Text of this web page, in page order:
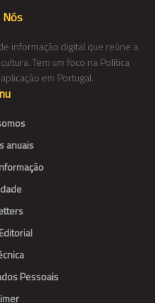
Nós
informação digital que reúne a
Tem um foco na Política
em Portugal.
anuais
Pessoais